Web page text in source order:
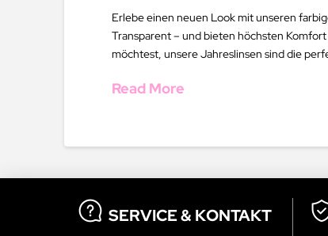
Erlebe einen neuen Look mit unseren
Transparent – und bieten höchsten
möchtest, unsere Jahreslinsen sind die
Read More
SERVICE & KONTAKT